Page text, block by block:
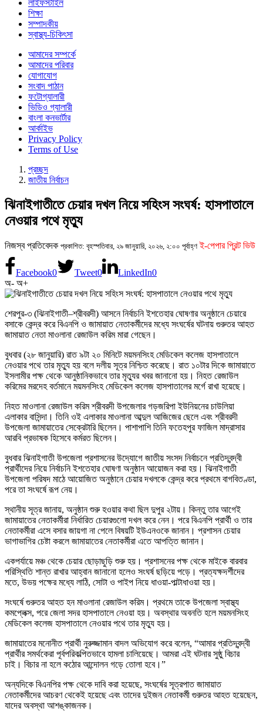
লাইফস্টাইল
শিক্ষা
সম্পাদকীয়
স্বাস্থ্য-চিকিৎসা
আমাদের সম্পর্কে
আমাদের পরিবার
যোগাযোগ
সংবাদ পাঠান
ফটোগ্যালারী
ভিডিও গ্যালারী
বাংলা কনভার্টার
আর্কাইভ
Privacy Policy
Terms of Use
প্রচ্ছদ
জাতীয় নির্বাচন
ঝিনাইগাতীতে চেয়ার দখল নিয়ে সহিংস সংঘর্ষ: হাসপাতালে
নেওয়ার পথে মৃত্যু
নিজস্ব প্রতিবেদক প্রকাশিত: বৃহস্পতিবার, ২৯ জানুয়ারি, ২০২৬, ২:০০ পূর্বাহ্ণ ই-পেপার প্রিন্ট ভিউ
Facebook0 Tweet0 LinkedIn0
অ- অ+
শেরপুর-৩ (ঝিনাইগাতী–শ্রীবরদী) আসনে নির্বাচনি ইশতেহার ঘোষণার অনুষ্ঠানে চেয়ারে
বসাকে কেন্দ্র করে বিএনপি ও জামায়াত নেতাকর্মীদের মধ্যে সংঘর্ষের ঘটনায় গুরুতর আহত
জামায়াত নেতা মাওলানা রেজাউল করিম মারা গেছেন।
বুধবার (২৮ জানুয়ারি) রাত ৯টা ২০ মিনিটে ময়মনসিংহ মেডিকেল কলেজ হাসপাতালে
নেওয়ার পথে তার মৃত্যু হয় বলে দলীয় সূত্র নিশ্চিত করেছে। রাত ১০টার দিকে জামায়াতে
ইসলামীর পক্ষ থেকে আনুষ্ঠানিকভাবে তার মৃত্যুর খবর জানানো হয়। নিহত রেজাউল
করিমের মরদেহ বর্তমানে ময়মনসিংহ মেডিকেল কলেজ হাসপাতালের মর্গে রাখা হয়েছে।
নিহত মাওলানা রেজাউল করিম শ্রীবরদী উপজেলার গড়জরিপা ইউনিয়নের চাউলিয়া
এলাকার বাসিন্দা। তিনি ওই এলাকার মাওলানা আব্দুল আজিজের ছেলে এবং শ্রীবরদী
উপজেলা জামায়াতের সেক্রেটারি ছিলেন। পাশাপাশি তিনি ফতেহপুর ফাজিল মাদ্রাসার
আরবি প্রভাষক হিসেবে কর্মরত ছিলেন।
বুধবার ঝিনাইগাতী উপজেলা প্রশাসনের উদ্যোগে জাতীয় সংসদ নির্বাচনে প্রতিদ্বন্দ্বী
প্রার্থীদের নিয়ে নির্বাচনি ইশতেহার ঘোষণা অনুষ্ঠান আয়োজন করা হয়। ঝিনাইগাতী
উপজেলা পরিষদ মাঠে আয়োজিত অনুষ্ঠানে চেয়ার দখলকে কেন্দ্র করে প্রথমে বাগবিতণ্ডা,
পরে তা সংঘর্ষে রূপ নেয়।
স্থানীয় সূত্র জানায়, অনুষ্ঠান শুরু হওয়ার কথা ছিল দুপুর ২টায়। কিন্তু তার আগেই
জামায়াতের নেতাকর্মীরা নির্ধারিত চেয়ারগুলো দখল করে নেন। পরে বিএনপি প্রার্থী ও তার
নেতাকর্মীরা এসে বসার জায়গা না পেলে বিষয়টি ইউএনওকে জানান। প্রশাসন চেয়ার
ভাগাভাগির চেষ্টা করলে জামায়াতের নেতাকর্মীরা এতে আপত্তি জানান।
একপর্যায়ে মঞ্চ থেকে চেয়ার ছোড়াছুড়ি শুরু হয়। প্রশাসনের পক্ষ থেকে মাইকে বারবার
পরিস্থিতি শান্ত রাখার আহ্বান জানানো হলেও সংঘর্ষ ছড়িয়ে পড়ে। প্রত্যক্ষদর্শীদের
মতে, উভয় পক্ষের মধ্যে লাঠি, সোটা ও পাইপ নিয়ে ধাওয়া-পাল্টাধাওয়া হয়।
সংঘর্ষে গুরুতর আহত হন মাওলানা রেজাউল করিম। প্রথমে তাকে উপজেলা স্বাস্থ্য
কমপ্লেক্স, পরে জেলা সদর হাসপাতালে নেওয়া হয়। অবস্থার অবনতি হলে ময়মনসিংহ
মেডিকেল কলেজ হাসপাতালে নেওয়ার পথে তার মৃত্যু হয়।
জামায়াতের মনোনীত প্রার্থী নুরুজ্জামান বাদল অভিযোগ করে বলেন, “আমার প্রতিদ্বন্দ্বী
প্রার্থীর সমর্থকেরা পূর্বপরিকল্পিতভাবে হামলা চালিয়েছে। আমরা এই ঘটনার সুষ্ঠু বিচার
চাই। বিচার না হলে কঠোর আন্দোলন গড়ে তোলা হবে।”
অন্যদিকে বিএনপির পক্ষ থেকে দাবি করা হয়েছে, সংঘর্ষের সূত্রপাত জামায়াত
নেতাকর্মীদের আচরণ থেকেই হয়েছে এবং তাদের দুইজন নেতাকর্মী গুরুতর আহত হয়েছেন,
যাদের অবস্থা আশঙ্কাজনক।